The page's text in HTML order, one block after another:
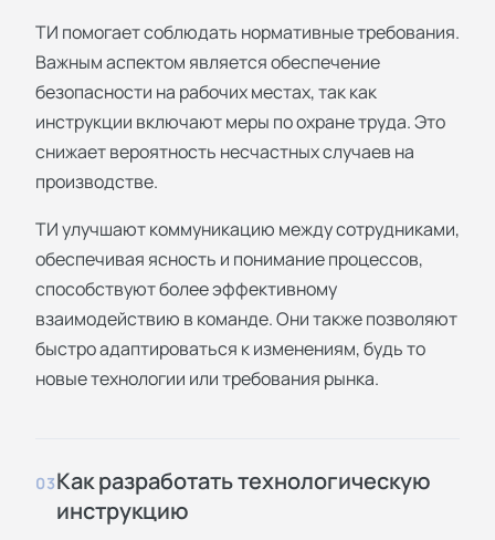
ТИ помогает соблюдать нормативные требования.
Важным аспектом является обеспечение
безопасности на рабочих местах, так как
инструкции включают меры по охране труда. Это
снижает вероятность несчастных случаев на
производстве.
ТИ улучшают коммуникацию между сотрудниками,
обеспечивая ясность и понимание процессов,
способствуют более эффективному
взаимодействию в команде. Они также позволяют
быстро адаптироваться к изменениям, будь то
новые технологии или требования рынка.
03Как разработать технологическую
инструкцию